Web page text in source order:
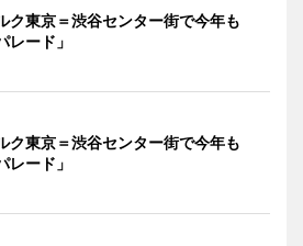
ク東京＝渋谷センター街で今年も
レード」
ク東京＝渋谷センター街で今年も
レード」